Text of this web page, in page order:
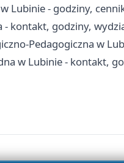
Lubinie - godziny,
- kontakt, godziny,
Pedagogiczna w
w Lubinie - kontakt,